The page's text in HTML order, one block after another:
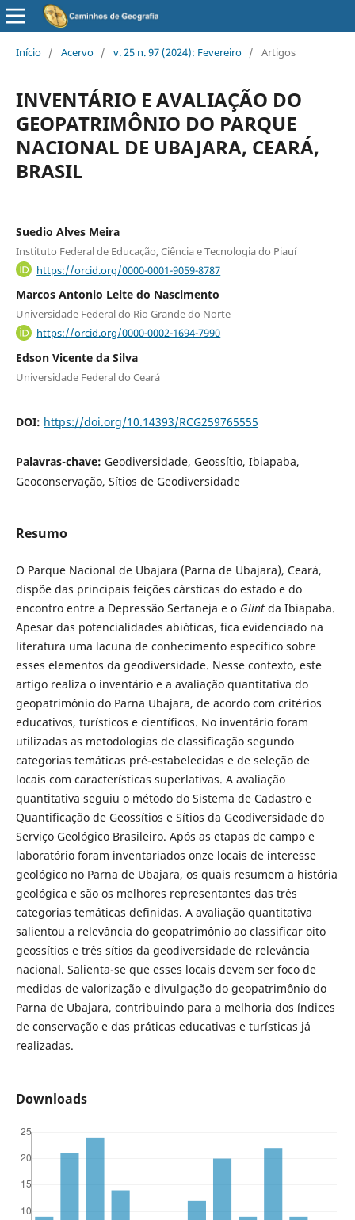
Início / Acervo / v. 25 n. 97 (2024): Fevereiro / Artigos
INVENTÁRIO E AVALIAÇÃO DO
GEOPATRIMÔNIO DO PARQUE
NACIONAL DE UBAJARA, CEARÁ,
BRASIL
Suedio Alves Meira
Instituto Federal de Educação, Ciência e Tecnologia do Piauí
https://orcid.org/0000-0001-9059-8787
Marcos Antonio Leite do Nascimento
Universidade Federal do Rio Grande do Norte
https://orcid.org/0000-0002-1694-7990
Edson Vicente da Silva
Universidade Federal do Ceará
DOI: https://doi.org/10.14393/RCG259765555
Palavras-chave: Geodiversidade, Geossítio, Ibiapaba,
Geoconservação, Sítios de Geodiversidade
Resumo
O Parque Nacional de Ubajara (Parna de Ubajara), Ceará,
dispõe das principais feições cársticas do estado e do
encontro entre a Depressão Sertaneja e o Glintda Ibiapaba.
Apesar das potencialidades abióticas, fica evidenciado na
literatura uma lacuna de conhecimento específico sobre
esses elementos da geodiversidade. Nesse contexto, este
artigo realiza o inventário e a avaliação quantitativa do
geopatrimônio do Parna Ubajara, de acordo com critérios
educativos, turísticos e científicos. No inventário foram
utilizadas as metodologias de classificação segundo
categorias temáticas pré-estabelecidas e de seleção de
locais com características superlativas. A avaliação
quantitativa seguiu o método do Sistema de Cadastro e
Quantificação de Geossítios e Sítios da Geodiversidade do
Serviço Geológico Brasileiro. Após as etapas de campo e
laboratório foram inventariados onze locais de interesse
geológico no Parna de Ubajara, os quais resumem a história
geológica e são os melhores representantes das três
categorias temáticas definidas. A avaliação quantitativa
salientou a relevância do geopatrimônio ao classificar oito
geossítios e três sítios da geodiversidade de relevância
nacional. Salienta-se que esses locais devem ser foco de
medidas de valorização e divulgação do geopatrimônio do
Parna de Ubajara, contribuindo para a melhoria dos índices
de conservação e das práticas educativas e turísticas já
realizadas.
Downloads